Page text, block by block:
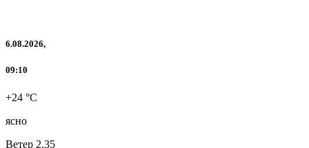
6.08.2026,
09:10
+24 °C
ясно
Ветер 2.35